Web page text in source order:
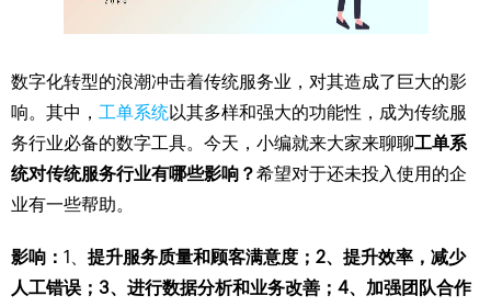
数字化转型的浪潮冲击着传统服务业，对其造成了巨大的影
响。其中， 工单系统以其多样和强大的功能性，成为传统服
务行业必备的数字工具。今天，小编就来大家来聊聊工单系
统对传统服务行业有哪些影响？希望对于还未投入使用的企
业有一些帮助。
影响： 1、 提升服务质量和顾客满意度；2、提升效率，减少
人工错误；3、进行数据分析和业务改善；4、加强团队合作